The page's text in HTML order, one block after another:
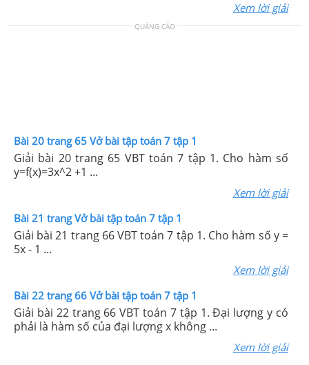
Xem lời giải
QUẢNG CÁO
Bài 20 trang 65 Vở bài tập toán 7 tập 1
Giải bài 20 trang 65 VBT toán 7 tập 1. Cho hàm số
y=f(x)=3x^2 +1 ...
Xem lời giải
Bài 21 trang Vở bài tập toán 7 tập 1
Giải bài 21 trang 66 VBT toán 7 tập 1. Cho hàm số y =
5x - 1 ...
Xem lời giải
Bài 22 trang 66 Vở bài tập toán 7 tập 1
Giải bài 22 trang 66 VBT toán 7 tập 1. Đại lượng y có
phải là hàm số của đại lượng x không ...
Xem lời giải